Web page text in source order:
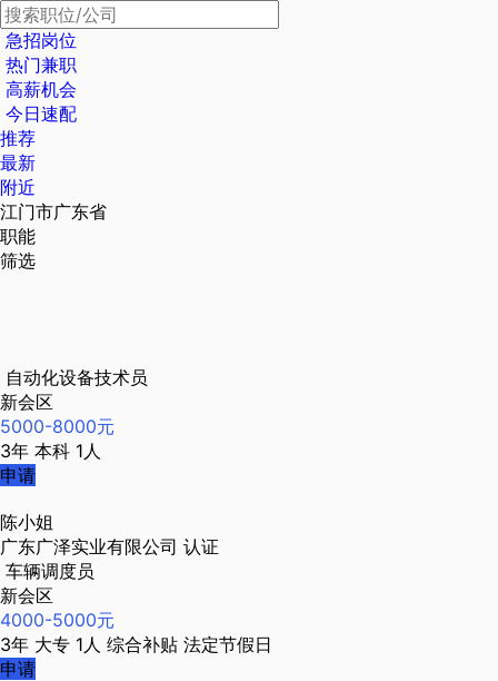
急招岗位
热门兼职
高薪机会
今日速配
推荐
最新
附近
江门市广东省
职能
筛选
自动化设备技术员
新会区
5000-8000元
3年 本科 1人
申请
陈小姐
广东广泽实业有限公司 认证
车辆调度员
新会区
4000-5000元
3年 大专 1人 综合补贴 法定节假日
申请